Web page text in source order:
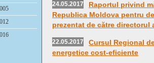
24.05.2017
Raportul privind
Republica Moldova pentru
prezentat de către directorul
22.05.2017
Cursul Regional
energetice cost-eficiente